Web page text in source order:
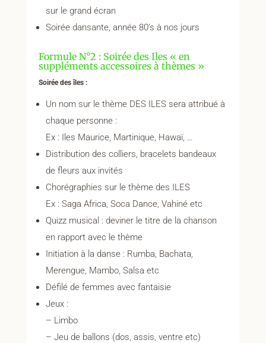
sur le grand écran
Soirée dansante, année 80’s à nos jours
Formule N°2 : Soirée des Iles « en
suppléments accessoires à thèmes »
Soirée des îles :
Un nom sur le thème DES ILES sera attribué à
chaque personne :
Ex : Iles Maurice, Martinique, Hawaï, …
Distribution des colliers, bracelets bandeaux
de fleurs aux invités
Chorégraphies sur le thème des ILES
Ex : Saga Africa, Soca Dance, Vahiné etc
Quizz musical : deviner le titre de la chanson
en rapport avec le thème
Initiation à la danse : Rumba, Bachata,
Merengue, Mambo, Salsa etc
Défilé de femmes avec fantaisie
Jeux :
– Limbo
– Jeu de ballons (dos, assis, ventre etc)